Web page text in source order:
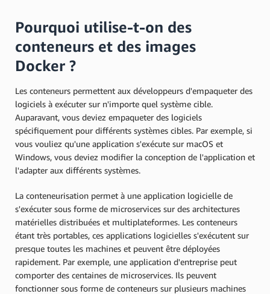
Pourquoi utilise-t-on des
conteneurs et des images
Docker ?
Les conteneurs permettent aux développeurs d'empaqueter des
logiciels à exécuter sur n'importe quel système cible.
Auparavant, vous deviez empaqueter des logiciels
spécifiquement pour différents systèmes cibles. Par exemple, si
vous vouliez qu'une application s'exécute sur macOS et
Windows, vous deviez modifier la conception de l'application et
l'adapter aux différents systèmes.
La conteneurisation permet à une application logicielle de
s'exécuter sous forme de microservices sur des architectures
matérielles distribuées et multiplateformes. Les conteneurs
étant très portables, ces applications logicielles s'exécutent sur
presque toutes les machines et peuvent être déployées
rapidement. Par exemple, une application d'entreprise peut
comporter des centaines de microservices. Ils peuvent
fonctionner sous forme de conteneurs sur plusieurs machines